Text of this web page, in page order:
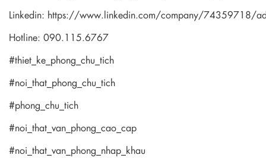
Linkedin: https://www.linkedin.com/company/74359718/
Hotline: 090.115.6767
#thiet_ke_phong_chu_tich
#noi_that_phong_chu_tich
#phong_chu_tich
#noi_that_van_phong_cao_cap
#noi_that_van_phong_nhap_khau